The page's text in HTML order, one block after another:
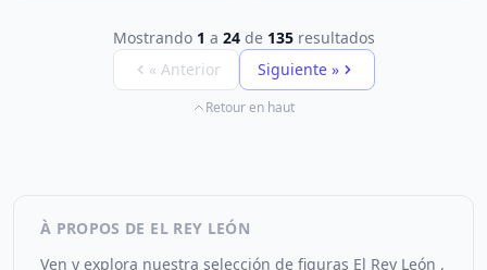
Mostrando 1 a 24de 135resultados
« Anterior
Siguiente »
Retour en haut
À PROPOS DE EL REY LEÓN
Ven y explora nuestra selección de figuras El Rey León ,